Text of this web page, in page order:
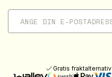
Gratis fraktalternativ